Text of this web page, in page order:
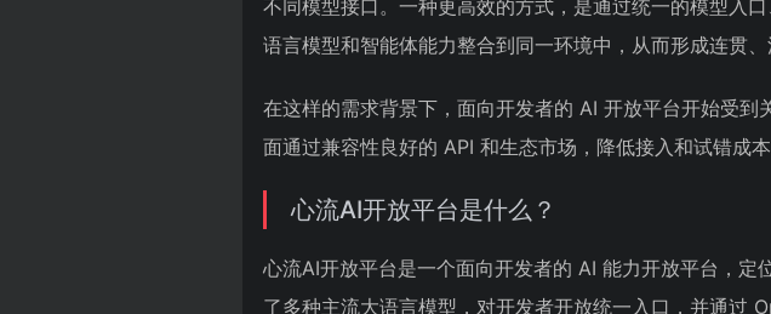
不同模型接口。一种更高效的方式，是通过统一的模型入
语言模型和智能体能力整合到同一环境中，从而形成连贯、
在这样的需求背景下，面向开发者的 AI 开放平台开始受
面通过兼容性良好的 API 和生态市场，降低接入和试错成
心流AI开放平台是什么？
心流AI开放平台是一个面向开发者的 AI 能力开放平台，定
了多种主流大语言模型，对开发者开放统一入口，并通过